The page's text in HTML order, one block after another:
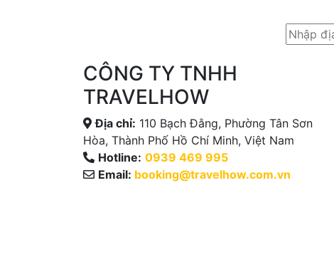
CÔNG TY TNHH
TRAVELHOW
Địa chỉ: 110 Bạch Đằng, Phường Tân Sơn
Hòa, Thành Phố Hồ Chí Minh, Việt Nam
Hotline: 0939 469 995
Email: booking@travelhow.com.vn